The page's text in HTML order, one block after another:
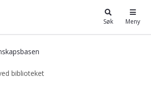
Søk Meny
biblioteket